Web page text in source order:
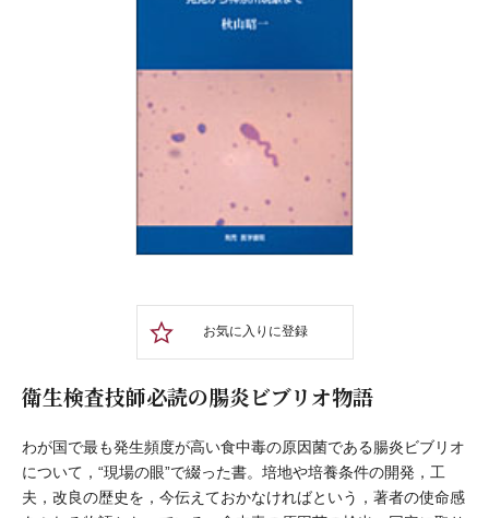
お気に入りに登録
衛生検査技師必読の腸炎ビブリオ物語
わが国で最も発生頻度が高い食中毒の原因菌である腸炎ビブリオ
について，“現場の眼”で綴った書。培地や培養条件の開発，工
夫，改良の歴史を，今伝えておかなければという，著者の使命感